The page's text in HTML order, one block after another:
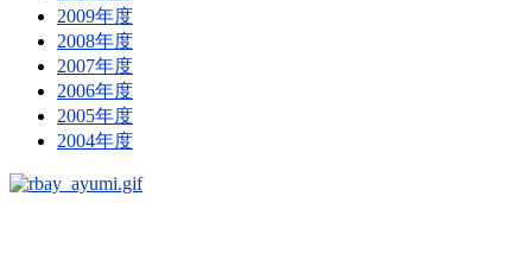
2009年度
2008年度
2007年度
2006年度
2005年度
2004年度